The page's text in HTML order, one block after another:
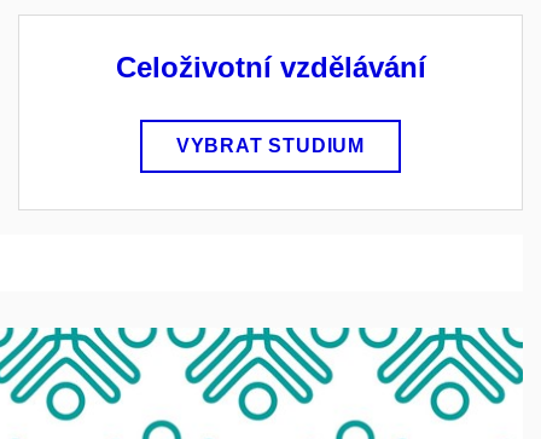
Celoživotní vzdělávání
VYBRAT STUDIUM